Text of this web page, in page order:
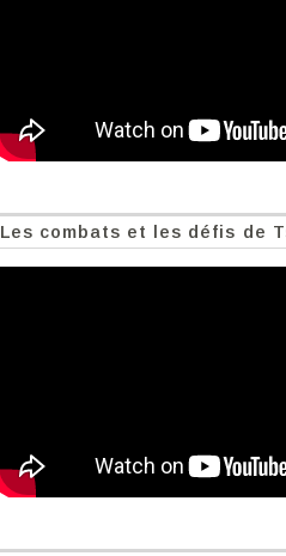
Les combats et les défis de